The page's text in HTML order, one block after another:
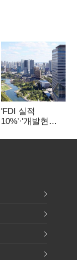
'FDI 실적
10%'·'개발현안
인천경제청장